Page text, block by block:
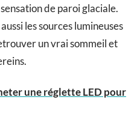
de paroi glaciale.
les sources lumineuses
un vrai sommeil et
une réglette LED pour